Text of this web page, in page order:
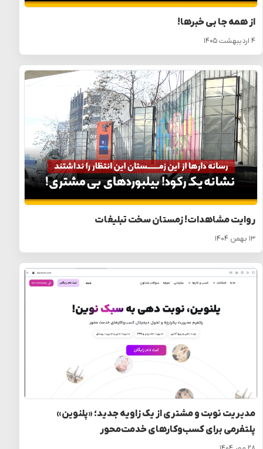
از همه جا بی خبرها!
۴ اردیبهشت ۱۴۰۵
روایت مشاهدات! زمستان سخت تبلیغات
۱۳ بهمن ۱۴۰۴
مدیریت نوبت و مشتری از یک زاویه جدید؛ «پلنوین»
پلتفرمی برای کسب‌وکارهای خدمت‌محور